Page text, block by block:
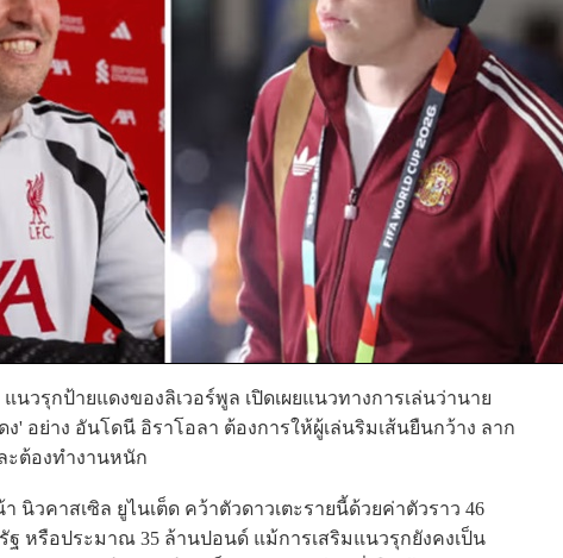
วรุกป้ายแดงของลิเวอร์พูล เปิดเผยแนวทางการเล่นว่านาย
' อย่าง อันโดนี อิราโอลา ต้องการให้ผู้เล่นริมเส้นยืนกว้าง ลาก
ะต้องทำงานหนัก
นิวคาสเซิล ยูไนเต็ด คว้าตัวดาวเตะรายนี้ด้วยค่าตัวราว 46
ฐ หรือประมาณ 35 ล้านปอนด์ แม้การเสริมแนวรุกยังคงเป็น